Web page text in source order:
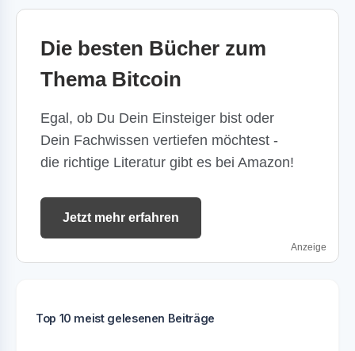
Die besten Bücher zum
Thema Bitcoin
Egal, ob Du Dein Einsteiger bist oder
Dein Fachwissen vertiefen möchtest -
die richtige Literatur gibt es bei Amazon!
Jetzt mehr erfahren
Anzeige
Top 10 meist gelesenen Beiträge